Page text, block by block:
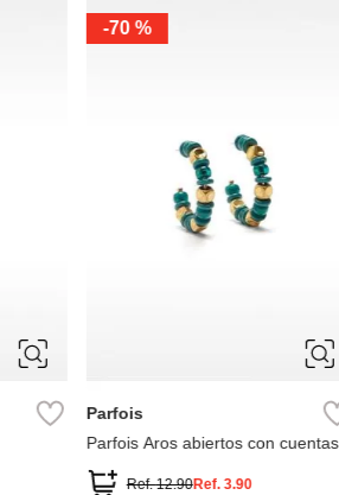
-70 %
Parfois
Parfois Aros abiertos con cuentas
Ref.12.90Ref. 3.90